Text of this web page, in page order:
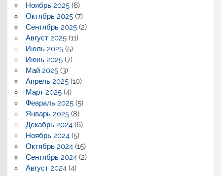
Ноябрь 2025(6)
Октябрь 2025(7)
Сентябрь 2025(2)
Август 2025(11)
Июль 2025(5)
Июнь 2025(7)
Май 2025(3)
Апрель 2025(10)
Март 2025(4)
Февраль 2025(5)
Январь 2025(8)
Декабрь 2024(6)
Ноябрь 2024(5)
Октябрь 2024(15)
Сентябрь 2024(2)
Август 2024(4)